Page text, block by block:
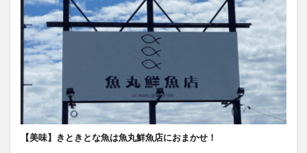
【美味】きときとな魚は魚丸鮮魚店におまかせ！